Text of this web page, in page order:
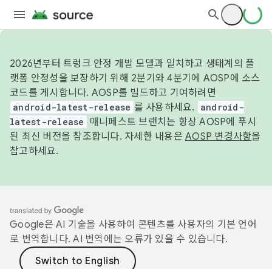
2026년부터 트렁크 안정 개발 모델과 일치하고 생태계의 플
랫폼 안정성을 보장하기 위해 2분기와 4분기에 AOSP에 소스
코드를 게시합니다. AOSP를 빌드하고 기여하려면
android-latest-release 를 사용하세요.
android-
latest-release
매니페스트 브랜치는 항상 AOSP에 푸시
된 최신 버전을 참조합니다. 자세한 내용은 AOSP 변경사항을
참고하세요.
Google은 AI 기술을 사용하여 콘텐츠를 사용자의 기본 언어
로 번역합니다. AI 번역에는 오류가 있을 수 있습니다.